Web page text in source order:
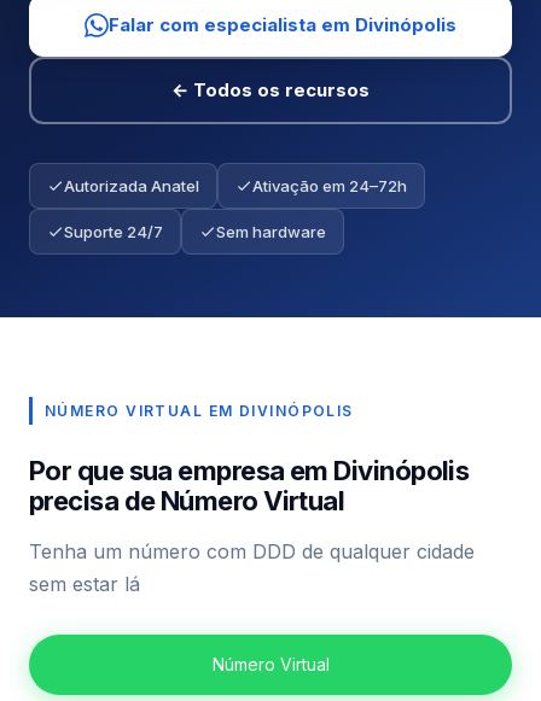
Falar com especialista em Divinópolis
← Todos os recursos
Autorizada Anatel Ativação em 24–72h
Suporte 24/7 Sem hardware
NÚMERO VIRTUAL EM DIVINÓPOLIS
Por que sua empresa em Divinópolis
precisa de Número Virtual
Tenha um número com DDD de qualquer cidade
sem estar lá
Número Virtual